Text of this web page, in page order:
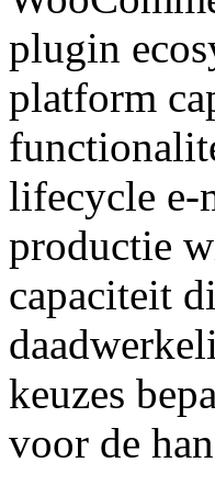
plugin
platform
lifecycle e-
productie
capaciteit
keuzes
voor de